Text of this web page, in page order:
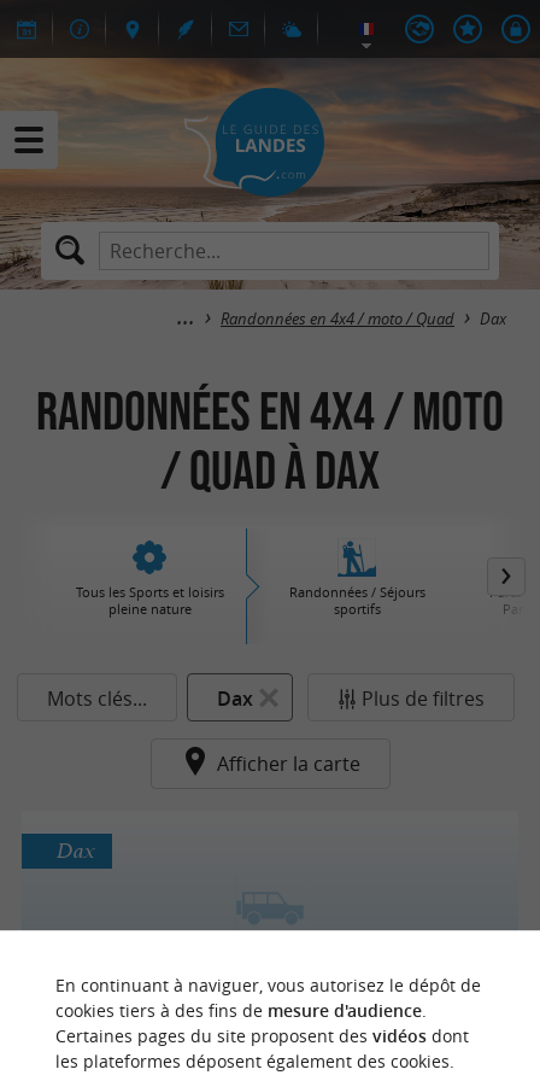
Randonnées en 4x4 / moto / Quad Dax
Randonnées en 4x4 / moto
/ Quad à Dax
Tous les Sports et loisirs
pleine nature
Randonnées / Séjours
sportifs
Parcs
Mots clés... Dax Plus de filtres
Afficher la carte
Quad à Dax
Dax
En continuant à naviguer, vous autorisez le dépôt de
cookies tiers à des fins de mesure d'audience.
Certaines pages du site proposent des vidéosdont
les plateformes déposent également des cookies.